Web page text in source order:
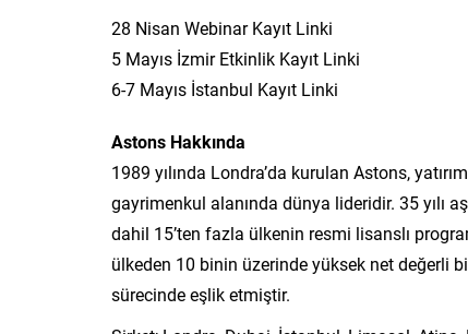
28 Nisan Webinar Kayıt Linki
5 Mayıs İzmir Etkinlik Kayıt Linki
6-7 Mayıs İstanbul Kayıt Linki
Astons Hakkında
1989 yılında Londra’da kurulan Astons,
gayrimenkul alanında dünya lideridir. 35 yılı
dahil 15’ten fazla ülkenin resmi lisanslı
ülkeden 10 binin üzerinde yüksek net değerli
sürecinde eşlik etmiştir.